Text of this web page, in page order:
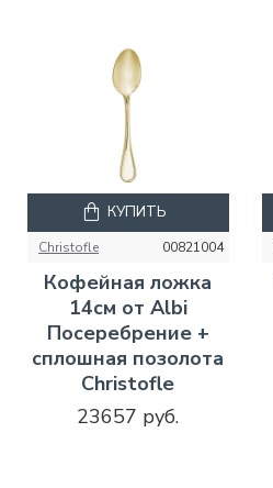
Christofle 00821004
Кофейная ложка
14см от Albi
Посеребрение +
сплошная позолота
Christofle
23657 руб.
КУПИТЬ